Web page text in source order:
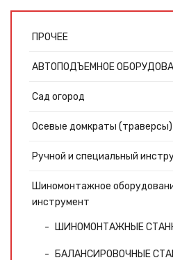
ПРОЧЕЕ
АВТОПОДЪЕМНОЕ
Сад огород
Осевые домкраты (траверсы)
Ручной и специальный
Шиномонтажное
инструмент
ШИНОМОНТАЖНЫЕ
БАЛАНСИРОВОЧНЫЕ